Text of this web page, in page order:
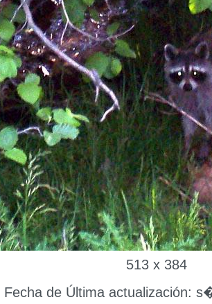
513 x 384
Fecha de Última actualización: